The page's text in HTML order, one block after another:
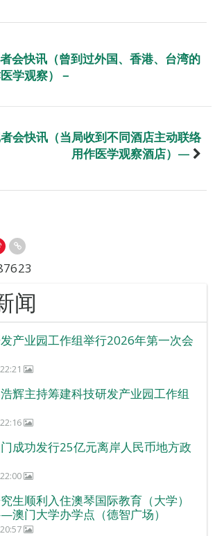
会快讯（曾到过外国、香港、台湾的
学观察）－
会快讯（当局收到不同酒店主动联络
用作医学观察酒店）—
闻
产业园工作组举行2026年第一次会
辉主持筹建科技研发产业园工作组
成功发行25亿元离岸人民币地方政
生顺利入住澳琴国际教育（大学）
门大学办学点（德智广场）